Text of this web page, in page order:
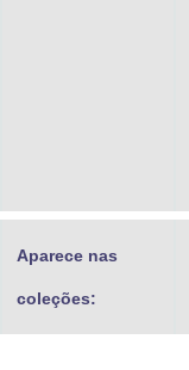
Aparece nas
coleções: